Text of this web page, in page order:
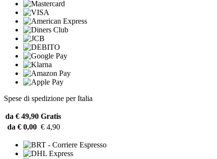
Spese di spedizione per Italia
da € 49,90 Gratis
da € 0,00 € 4,90